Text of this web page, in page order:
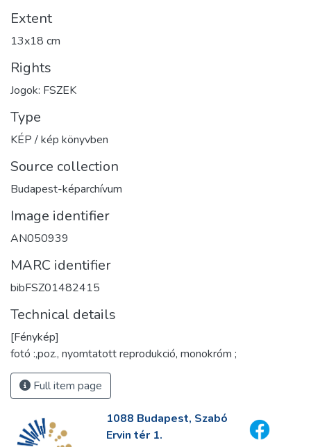
Extent
13x18 cm
Rights
Jogok: FSZEK
Type
KÉP / kép könyvben
Source collection
Budapest-képarchívum
Image identifier
AN050939
MARC identifier
bibFSZ01482415
Technical details
[Fénykép]
fotó :,poz., nyomtatott reprodukció, monokróm ;
Full item page
1088 Budapest, Szabó
Ervin tér 1.